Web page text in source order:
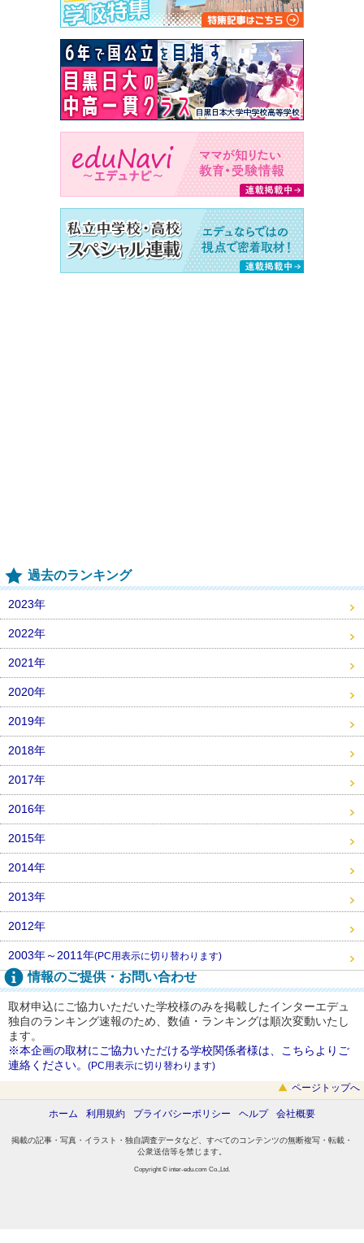
過去のランキング
2023年
2022年
2021年
2020年
2019年
2018年
2017年
2016年
2015年
2014年
2013年
2012年
2003年～2011年(PC用表示に切り替わります)
情報のご提供・お問い合わせ
取材申込にご協力いただいた学校様のみを掲載したインターエデュ
独自のランキング速報のため、数値・ランキングは順次変動いたし
ます。
※本企画の取材にご協力いただける学校関係者様は、こちらよりご
連絡ください。 (PC用表示に切り替わります)
ページトップへ
ホーム 利用規約 プライバシーポリシー ヘルプ 会社概要
掲載の記事・写真・イラスト・独自調査データなど、すべてのコンテンツの無断複写・転載・
公衆送信等を禁じます。
Copyright © inter-edu.com Co.,Ltd.